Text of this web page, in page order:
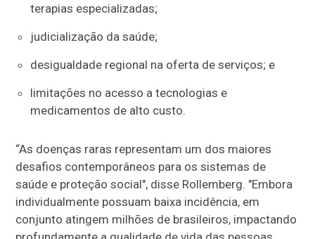
terapias especializadas;
judicialização da saúde;
desigualdade regional na oferta de serviços; e
limitações no acesso a tecnologias e
medicamentos de alto custo.
“As doenças raras representam um dos maiores
desafios contemporâneos para os sistemas de
saúde e proteção social", disse Rollemberg. "Embora
individualmente possuam baixa incidência, em
conjunto atingem milhões de brasileiros, impactando